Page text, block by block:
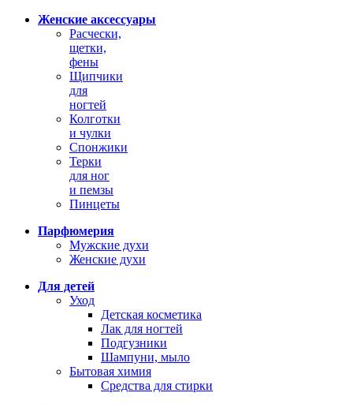
Женские аксессуары
Расчески,
щетки,
фены
Щипчики
для
ногтей
Колготки
и чулки
Спонжики
Терки
для ног
и пемзы
Пинцеты
Парфюмерия
Мужские духи
Женские духи
Для детей
Уход
Детская косметика
Лак для ногтей
Подгузники
Шампуни, мыло
Бытовая химия
Средства для стирки